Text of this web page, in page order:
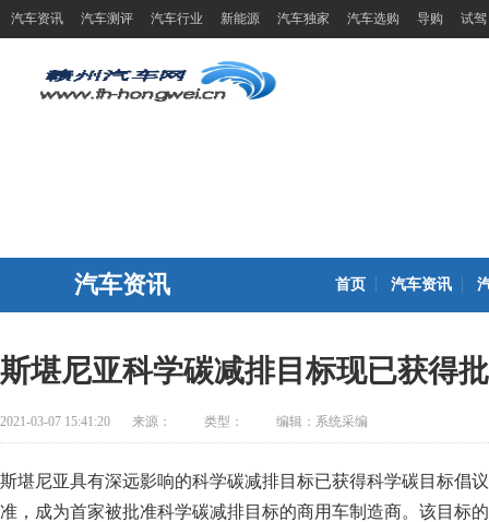
汽车资讯 汽车测评 汽车行业 新能源 汽车独家 汽车选购 导购 试驾
汽车资讯 首页 汽车资讯
斯堪尼亚科学碳减排目标现已获得
2021-03-07 15:41:20 来源： 类型： 编辑：系统采编
斯堪尼亚具有深远影响的科学碳减排目标已获得科学碳目标倡
准，成为首家被批准科学碳减排目标的商用车制造商。该目标